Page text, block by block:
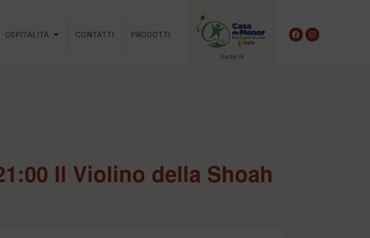
OSPITALITÀ CONTATTI PRODOTTI
Sede di
Il Violino della Shoah